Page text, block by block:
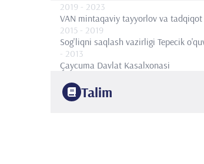
2019 - 2023
VAN mintaqaviy tayyorlov va
2015 - 2019
Sog'liqni saqlash vazirligi Tepecik
- 2013
Çaycuma Davlat Kasalxonasi
Talim